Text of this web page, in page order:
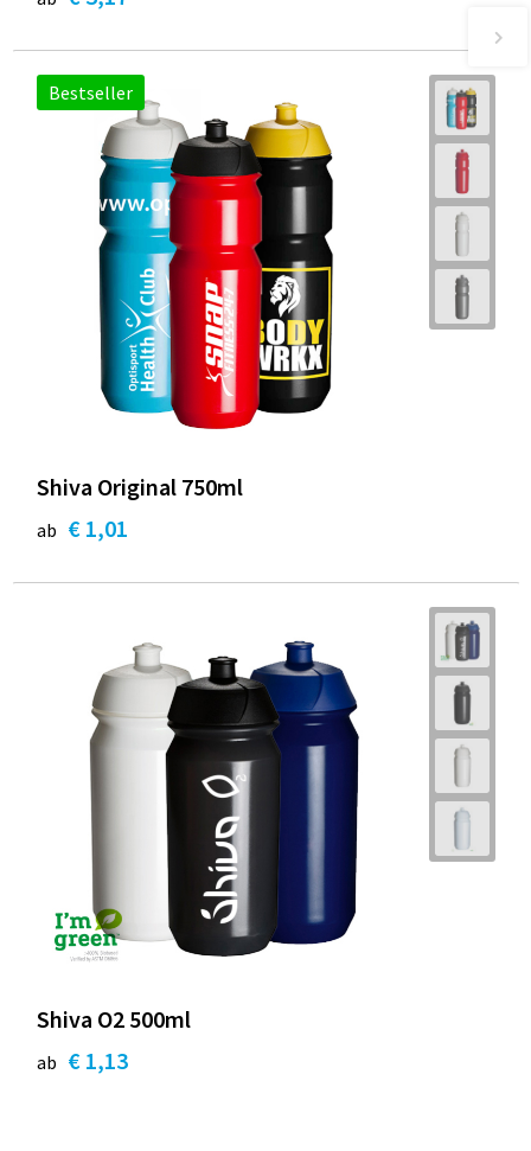
Bestseller
Shiva Original 750ml
ab € 1,01
Shiva O2 500ml
ab € 1,13